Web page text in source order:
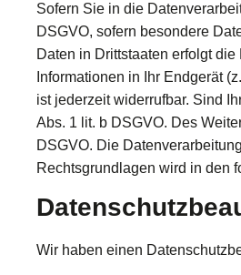
Sofern Sie in die
DSGVO, sofern besondere
Daten in Drittstaaten erfolgt
Informationen in Ihr Endgerät
ist jederzeit widerrufbar. Sind
Abs. 1 lit. b DSGVO. Des
DSGVO. Die
Rechtsgrundlagen wird in den
Wir haben einen